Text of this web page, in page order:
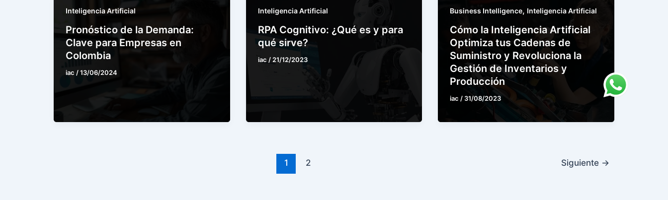
Inteligencia Artificial
Pronóstico de la Demanda:
Clave para Empresas en
Colombia
iac /13/06/2024
Inteligencia Artificial
RPA Cognitivo: ¿Qué es y para
qué sirve?
iac / 21/12/2023
Business Intelligence, Inteligencia Artificial
Cómo la Inteligencia Artificial
Optimiza tus Cadenas de
Suministro y Revoluciona la
Gestión de Inventarios y
Producción
iac / 31/08/2023
1 2 Siguiente →
Matilda · Chat IA